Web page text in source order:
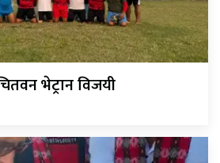
भेट्रान विजयी